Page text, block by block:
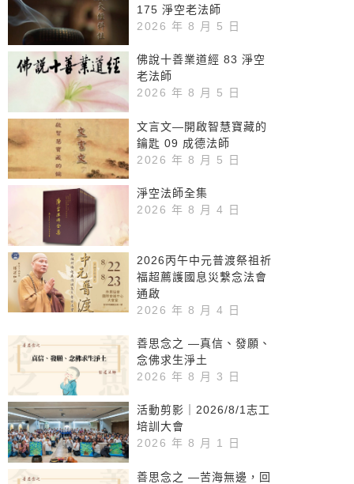
175 淨空老法師
2026 年 8 月 5 日
佛說十善業道經 83 淨空
老法師
2026 年 8 月 5 日
文言文—開啟智慧寶藏的
鑰匙 09 成德法師
2026 年 8 月 5 日
淨空法師全集
2026 年 8 月 4 日
2026丙午中元普渡祭祖祈
福超薦護國息災繫念法會
通啟
2026 年 8 月 4 日
善思念之 —真信、發願、
念佛求生淨土
2026 年 8 月 3 日
活動剪影｜2026/8/1志工
培訓大會
2026 年 8 月 1 日
善思念之 —苦海無邊，回